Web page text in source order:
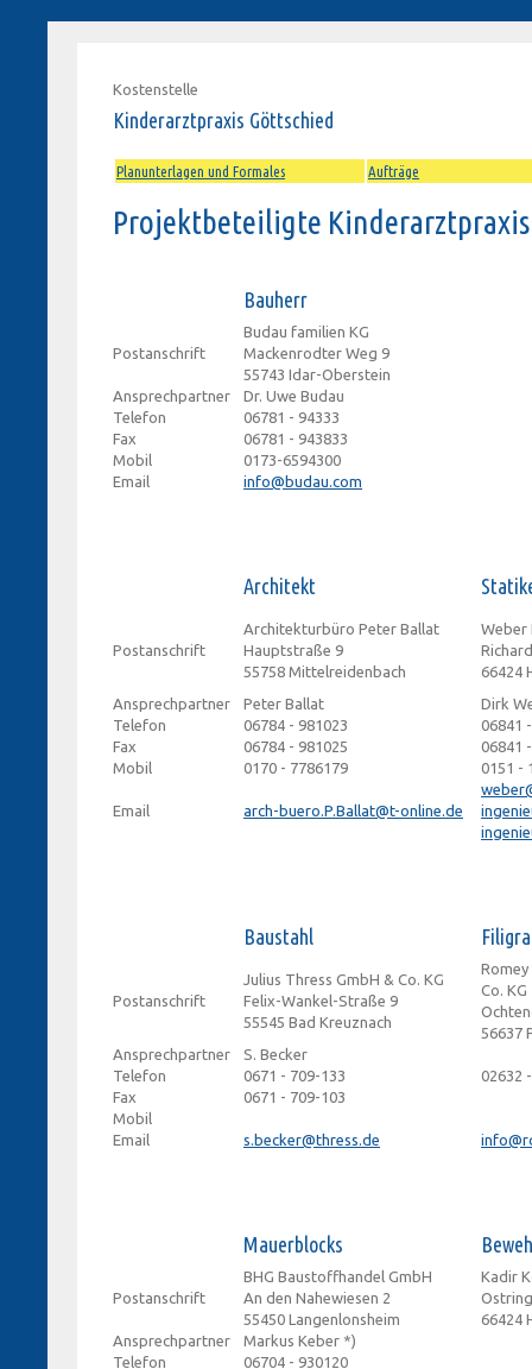
Kostenstelle
Kinderarztpraxis Göttschied
Planunterlagen und Formales Aufträge
Projektbeteiligte
Bauherr
Postanschrift
Budau familien KG
Mackenrodter Weg 9
55743 Idar-Oberstein
Ansprechpartner
Dr. Uwe Budau
Telefon
06781 - 94333
Fax
06781 - 943833
Mobil
0173-6594300
Email
info@budau.com
Architekt
Postanschrift
Architekturbüro Peter Ballat
Hauptstraße 9
55758 Mittelreidenbach
Weber
66424
Ansprechpartner
Peter Ballat
Dirk
Telefon
06784 - 981023
06841
Fax
06784 - 981025
06841
Mobil
0170 - 7786179 0151 -
Email arch-buero.P.Ballat@t-online.de
Baustahl
Postanschrift
Julius Thress GmbH & Co. KG
Felix-Wankel-Straße 9
55545 Bad Kreuznach
Co. KG
56637
Ansprechpartner
S. Becker
Telefon
0671 - 709-133
02632
Fax
0671 - 709-103
Mobil
Email
s.becker@thress.de
Mauerblocks
Postanschrift
BHG Baustoffhandel GmbH
An den Nahewiesen 2
55450 Langenlonsheim
Kadir
66424
Ansprechpartner
Markus Keber *)
Telefon
06704 - 930120